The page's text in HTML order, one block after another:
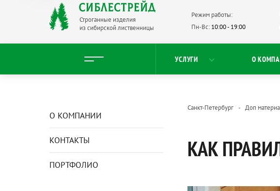
Строганные изделия
из сибирской лиственницы
УСЛУГИ О
Режим работы:
Пн-Вс: 10:00 - 19:00
О КОМПАНИИ
КОНТАКТЫ
ПОРТФОЛИО
Санкт-Петербург Доп
КАК